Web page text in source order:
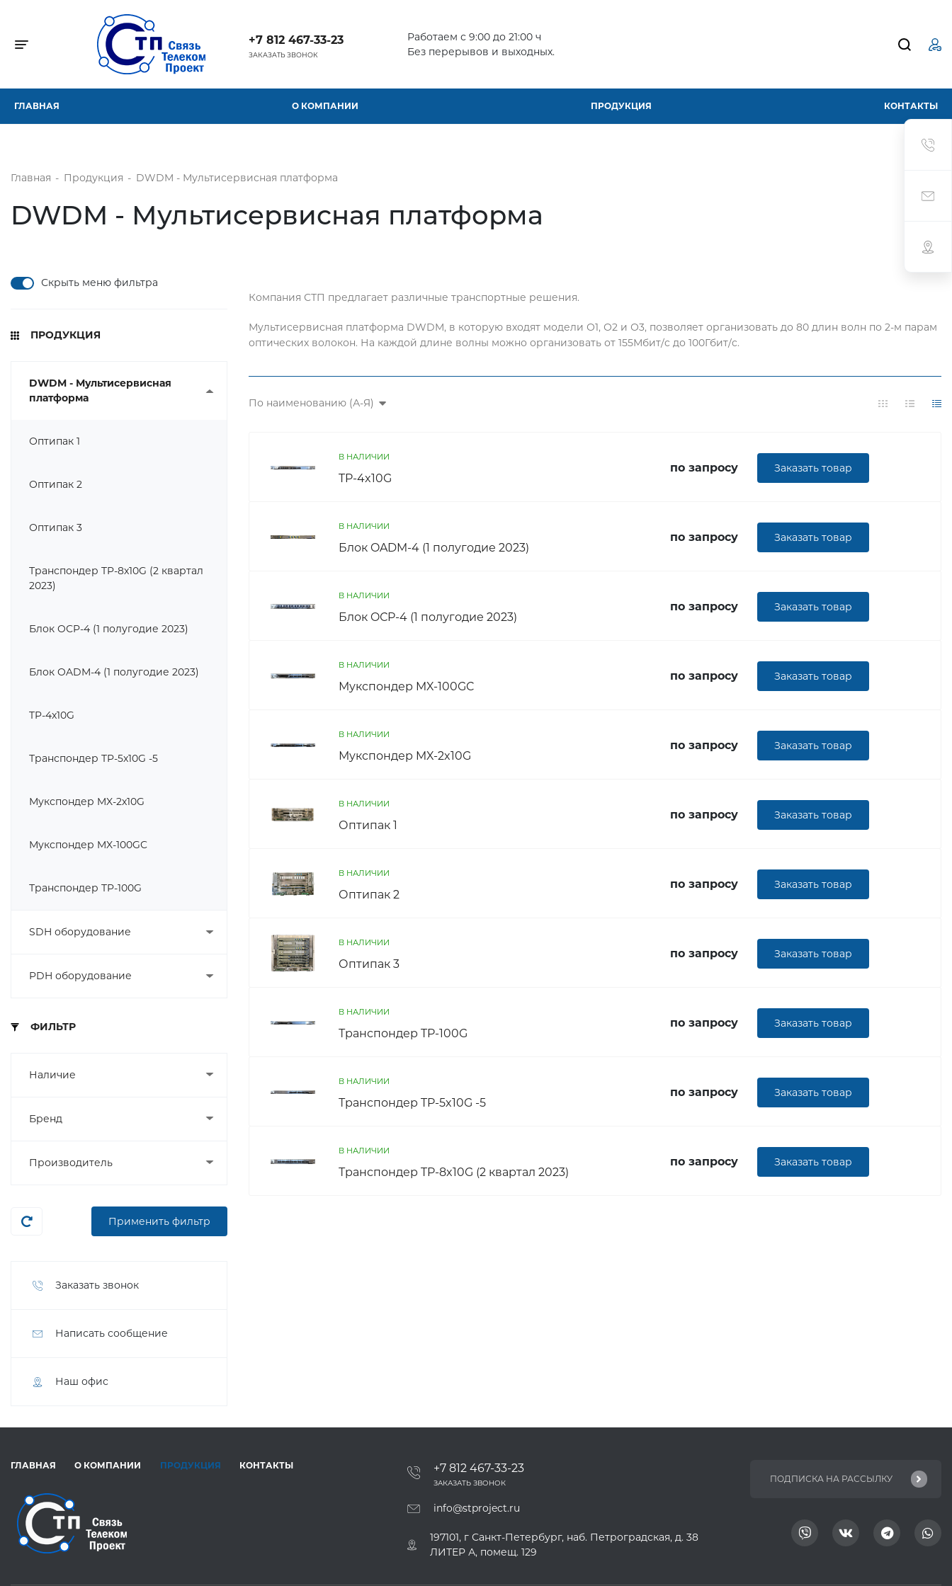
Toggle navigation +7 812 467-33-23
ЗАКАЗАТЬ ЗВОНОК
Работаем с 9:00 до 21:00 ч
Без перерывов и выходных.
ГЛАВНАЯ О КОМПАНИИ ПРОДУКЦИЯ КОНТАКТЫ
Главная - Продукция - DWDM - Мультисервисная платформа
DWDM - Мультисервисная платформа
Скрыть меню фильтра
ПРОДУКЦИЯ
DWDM - Мультисервисная
платформа
Оптипак 1
Оптипак 2
Оптипак 3
Транспондер TP-8x10G (2 квартал
2023)
Блок OСP-4 (1 полугодие 2023)
Блок OADM-4 (1 полугодие 2023)
TP-4x10G
Транспондер TP-5x10G -5
Мукспондер MX-2x10G
Мукспондер MX-100GC
Транспондер TP-100G
SDH оборудование
PDH оборудование
ФИЛЬТР
Наличие
Бренд
Производитель
Заказать звонок
Написать сообщение
Наш офис
Компания СТП предлагает различные транспортные решения.
Мультисервисная платформа DWDM, в которую входят модели О1, О2 и О3, позволяет организовать до 80 длин волн по 2-м парам
оптических волокон. На каждой длине волны можно организовать от 155Мбит/c до 100Гбит/c.
По наименованию (А-Я)
В НАЛИЧИИ
TP-4x10G
по запросу Заказать товар
В НАЛИЧИИ
Блок OADM-4 (1 полугодие 2023)
по запросу Заказать товар
В НАЛИЧИИ
Блок OСP-4 (1 полугодие 2023)
по запросу Заказать товар
В НАЛИЧИИ
Мукспондер MX-100GC
по запросу Заказать товар
В НАЛИЧИИ
Мукспондер MX-2x10G
по запросу Заказать товар
В НАЛИЧИИ
Оптипак 1
по запросу Заказать товар
В НАЛИЧИИ
Оптипак 2
по запросу Заказать товар
В НАЛИЧИИ
Оптипак 3
по запросу Заказать товар
В НАЛИЧИИ
Транспондер TP-100G
по запросу Заказать товар
В НАЛИЧИИ
Транспондер TP-5x10G -5
по запросу Заказать товар
В НАЛИЧИИ
Транспондер TP-8x10G (2 квартал 2023)
по запросу Заказать товар
ГЛАВНАЯ О КОМПАНИИ ПРОДУКЦИЯ КОНТАКТЫ +7 812 467-33-23
ЗАКАЗАТЬ ЗВОНОК
info@stproject.ru
197101, г Санкт-Петербург, наб. Петроградская, д. 38
ЛИТЕР А, помещ. 129